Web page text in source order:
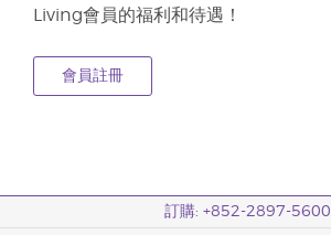
Living會員的福利和待遇！
會員註冊
訂購: +852-2897-5600